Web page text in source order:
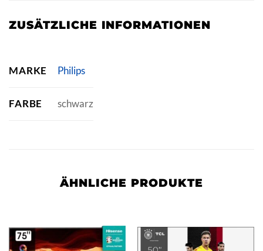
ZUSÄTZLICHE INFORMATIONEN
MARKE Philips
FARBE schwarz
ÄHNLICHE PRODUKTE